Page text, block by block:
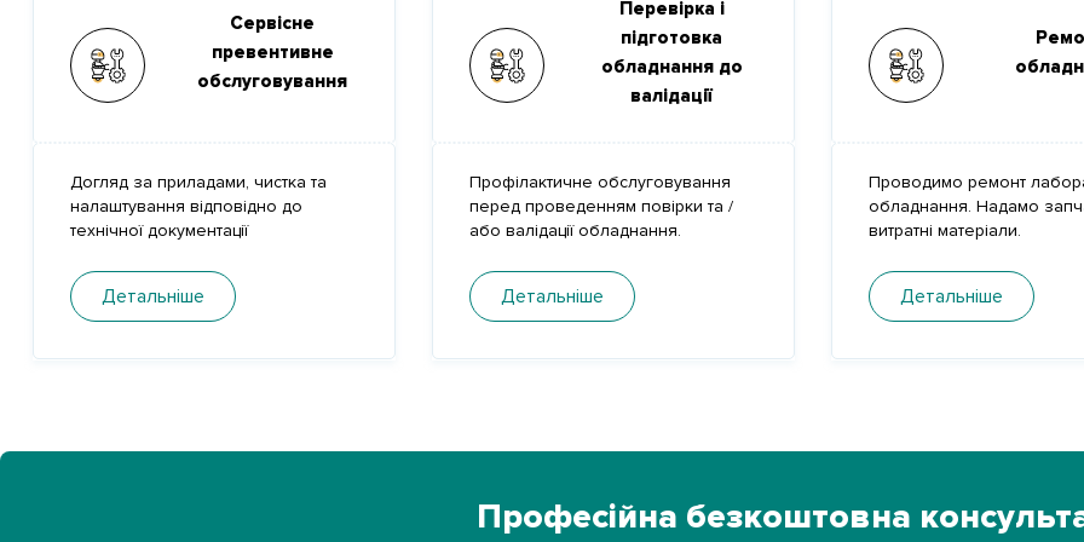
Сервісне
превентивне
обслуговування
Догляд за приладами, чистка та
налаштування відповідно до
технічної документації
Детальніше
Перевірка і
підготовка
обладнання до
валідації
Профілактичне обслуговування
перед проведенням повірки та /
або валідації обладнання.
Детальніше
Проводимо ремонт
обладнання. Надамо
витратні матеріали.
Детальніше
Професійна безкоштовна